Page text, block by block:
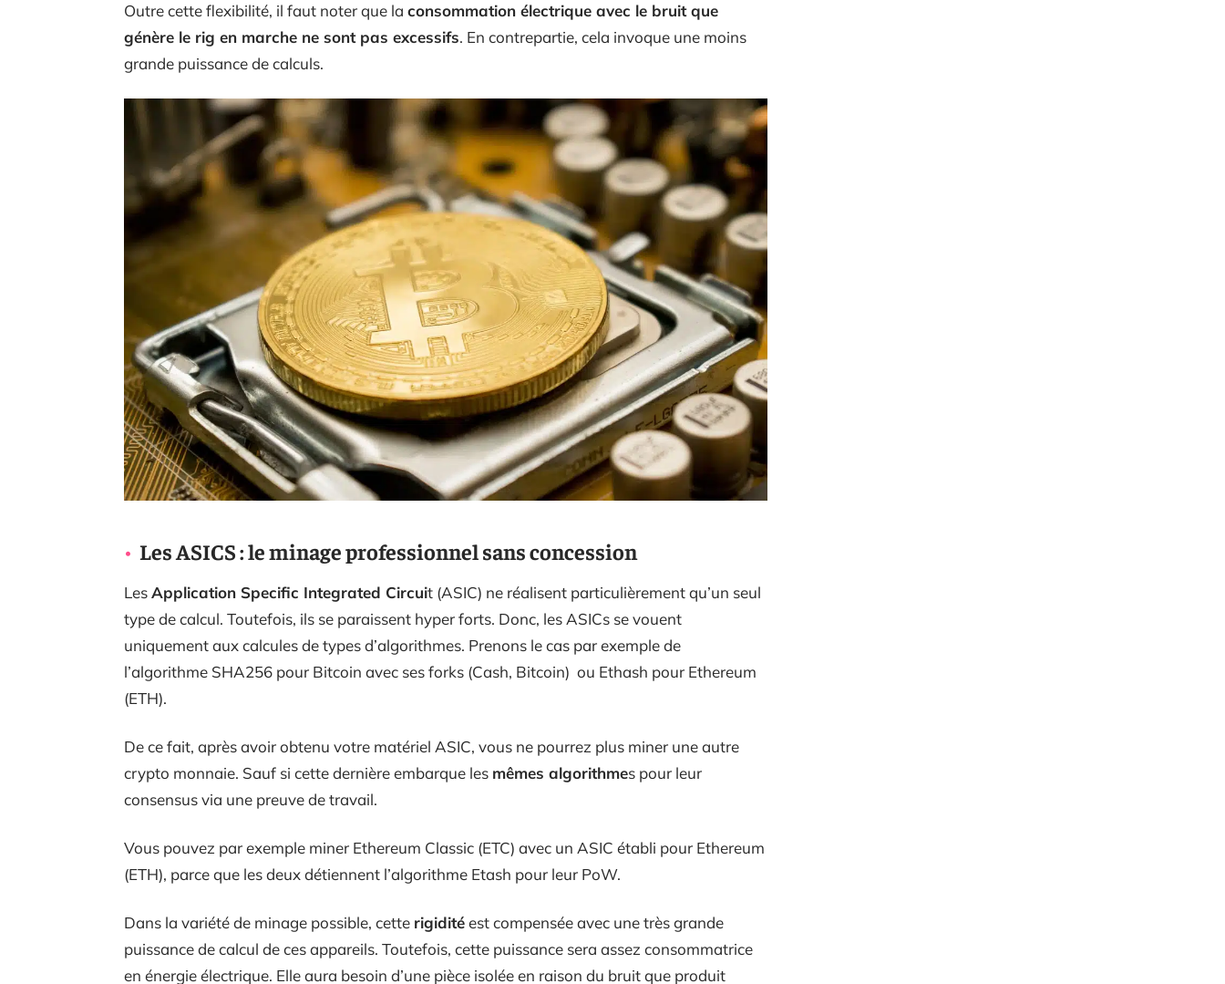
Outre cette flexibilité, il faut noter que la consommation électrique avec le bruit que
génère le rig en marche ne sont pas excessifs. En contrepartie, cela invoque une moins
grande puissance de calculs.
Les ASICS : le minage professionnel sans concession
LesApplication Specific Integrated Circuit (ASIC) ne réalisent particulièrement qu’un seul
type de calcul. Toutefois, ils se paraissent hyper forts. Donc, les ASICs se vouent
uniquement aux calcules de types d’algorithmes. Prenons le cas par exemple de
l’algorithme SHA256 pour Bitcoin avec ses forks (Cash, Bitcoin) ou Ethash pour Ethereum
(ETH).
De ce fait, après avoir obtenu votre matériel ASIC, vous ne pourrez plus miner une autre
crypto monnaie. Sauf si cette dernière embarque les mêmes algorithmes pour leur
consensus via une preuve de travail.
Vous pouvez par exemple miner Ethereum Classic (ETC) avec un ASIC établi pour Ethereum
(ETH), parce que les deux détiennent l’algorithme Etash pour leur PoW.
Dans la variété de minage possible, cette rigiditéest compensée avec une très grande
puissance de calcul de ces appareils. Toutefois, cette puissance sera assez consommatrice
en énergie électrique. Elle aura besoin d’une pièce isolée en raison du bruit que produit